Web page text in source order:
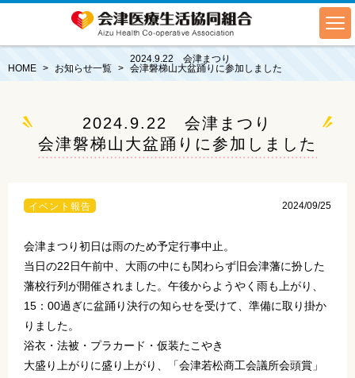
HOME お知らせ一覧
2024.9.22 会津まつり
会津磐梯山大盆踊りに参加しました
2024.9.22 会津まつり
会津磐梯山大盆踊りに参加しました
イベント報告 2024/09/25
会津まつり初日は雨のため予定行事中止。
当日の22日午前中、大雨の中にも関わらず旧会津藩に扮した
藩校行列が開催されました。午後からようやく雨も上がり、
15：00過ぎに盆踊り決行の知らせを受けて、準備に取り掛か
りました。
浴衣・法被・プラカード・仮装たこやき
大盛り上がりに盛り上がり、「会津若松商工会議所会頭賞」